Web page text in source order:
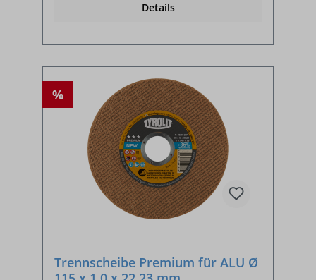
Details
%
Trennscheibe Premium für ALU Ø